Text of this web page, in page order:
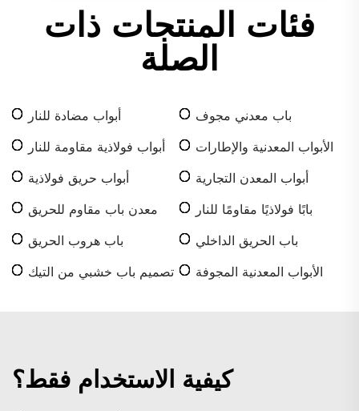
فئات المنتجات ذات
الصلة
باب معدني مجوف
أبواب مضادة للنار
الأبواب المعدنية والإطارات
أبواب فولاذية مقاومة للنار
أبواب المعدن التجارية
أبواب حريق فولاذية
بابًا فولاذيًا مقاومًا للنار
معدن باب مقاوم للحريق
باب الحريق الداخلي
باب هروب الحريق
الأبواب المعدنية المجوفة
تصميم باب خشبي من التيك
كيفية الاستخدام فقط؟